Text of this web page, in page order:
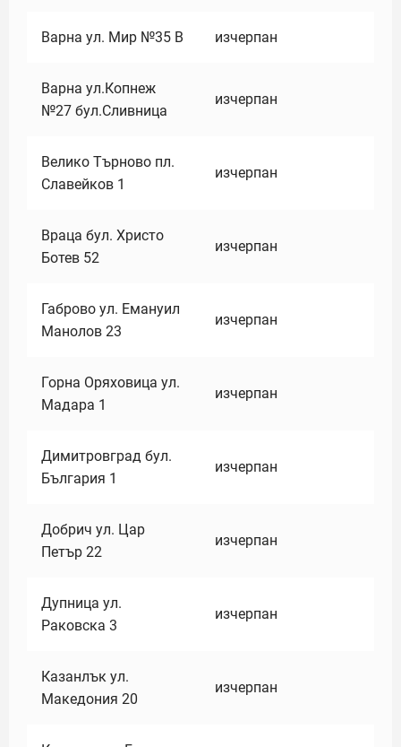
Варна ул. Мир №35 В изчерпан
Варна ул.Копнеж
№27 бул.Сливница
изчерпан
Велико Търново пл.
Славейков 1
изчерпан
Враца бул. Христо
Ботев 52
изчерпан
Габрово ул. Емануил
Манолов 23
изчерпан
Горна Оряховица ул.
Мадара 1
изчерпан
Димитровград бул.
България 1
изчерпан
Добрич ул. Цар
Петър 22
изчерпан
Дупница ул.
Раковска 3
изчерпан
Казанлък ул.
Македония 20
изчерпан